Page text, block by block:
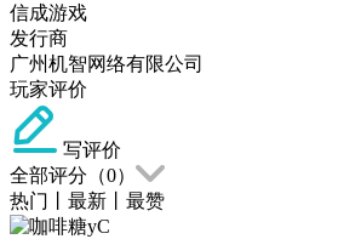
信成游戏
发行商
广州机智网络有限公司
玩家评价
写评价
全部评分（0）
热门
最新 最赞